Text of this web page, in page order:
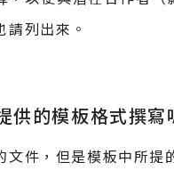
列出來。
供的模板格式撰寫
件，但是模板中所